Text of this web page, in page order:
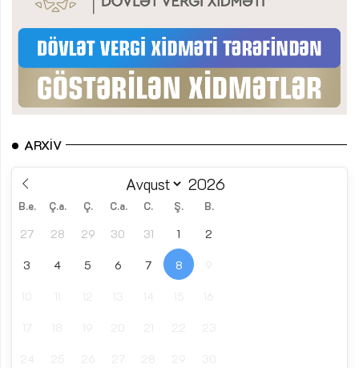
ARXIV
B.e. Ç.a. Ç. C.a. C. Ş. B.
27 28 29 30 31 1 2
3 4 5 6 7 8